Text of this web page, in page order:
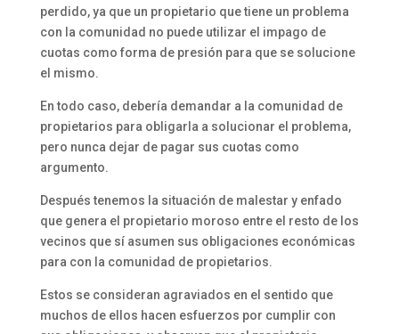
perdido, ya que un propietario que tiene un problema
con la comunidad no puede utilizar el impago de
cuotas como forma de presión para que se solucione
el mismo.
En todo caso, debería demandar a la comunidad de
propietarios para obligarla a solucionar el problema,
pero nunca dejar de pagar sus cuotas como
argumento.
Después tenemos la situación de malestar y enfado
que genera el propietario moroso entre el resto de los
vecinos que sí asumen sus obligaciones económicas
para con la comunidad de propietarios.
Estos se consideran agraviados en el sentido que
muchos de ellos hacen esfuerzos por cumplir con